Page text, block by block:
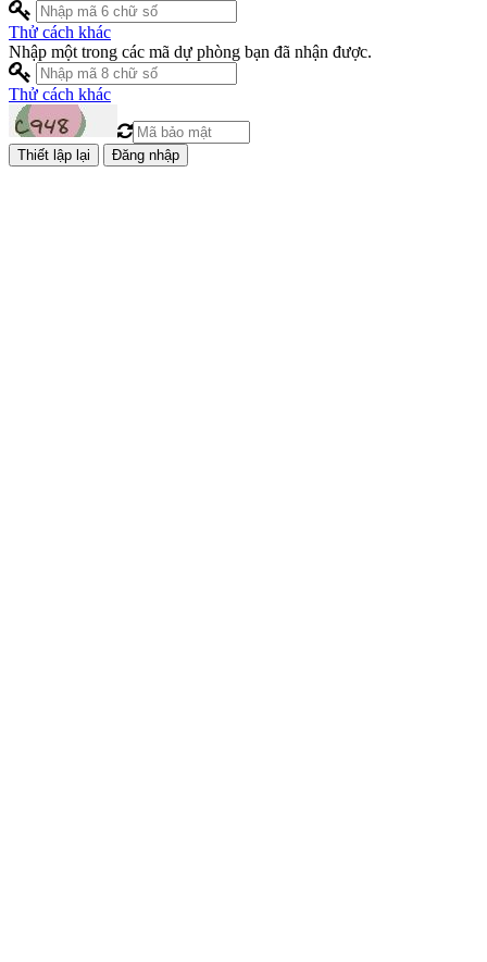
Thử cách khác
Nhập một trong các mã dự phòng bạn đã nhận được.
Thử cách khác
Đăng nhập